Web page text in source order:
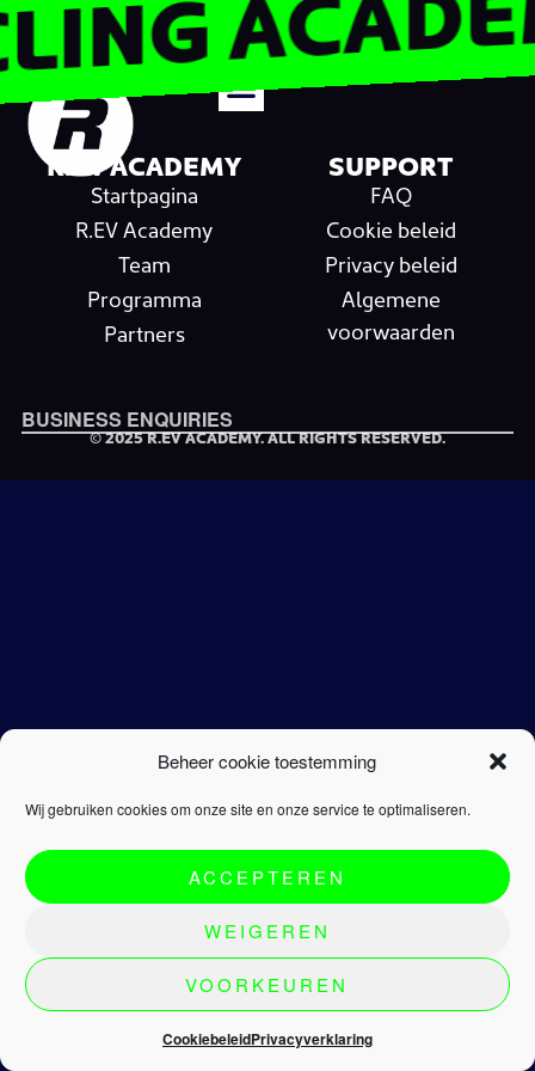
Beheer cookie toestemming
Wij gebruiken cookies om onze site en onze service te optimaliseren.
ACCEPTEREN
WEIGEREN
VOORKEUREN
CookiebeleidPrivacyverklaring
SCHRIJF JE NU IN!
R.EV EVENT 03
R.EV ACADEMY
Startpagina
R.EV Academy
Team
Programma
Partners
SUPPORT
FAQ
Cookie beleid
Privacy beleid
Algemene
voorwaarden
© 2025 R.EV ACADEMY. ALL RIGHTS RESERVED.
BUSINESS ENQUIRIES